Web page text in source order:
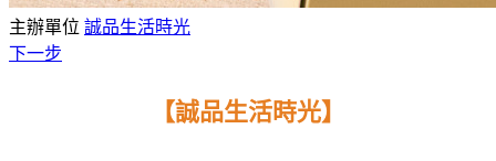
主辦單位 誠品生活時光
下一步
【誠品生活時光】